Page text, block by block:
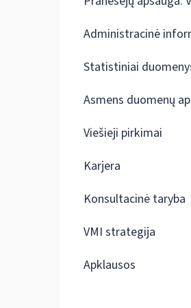
Administracinė
Statistiniai
Asmens duomenų
Viešieji pirkimai
Karjera
Konsultacinė taryba
VMI strategija
Apklausos